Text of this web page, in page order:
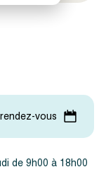
de 9h00 à 18h00
vous